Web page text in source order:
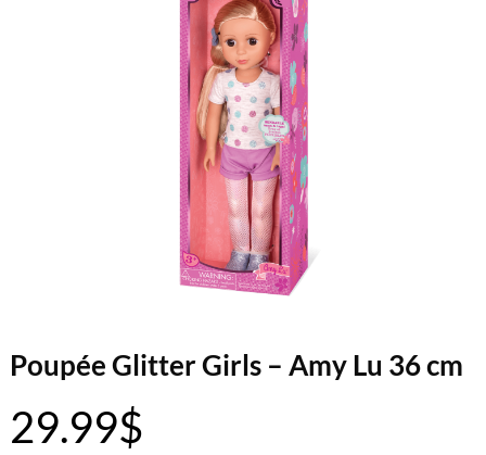
Poupée Glitter Girls – Amy Lu 36 cm
29.99$